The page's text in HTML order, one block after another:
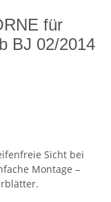
für
BJ 02/2014
Sicht bei
Montage –